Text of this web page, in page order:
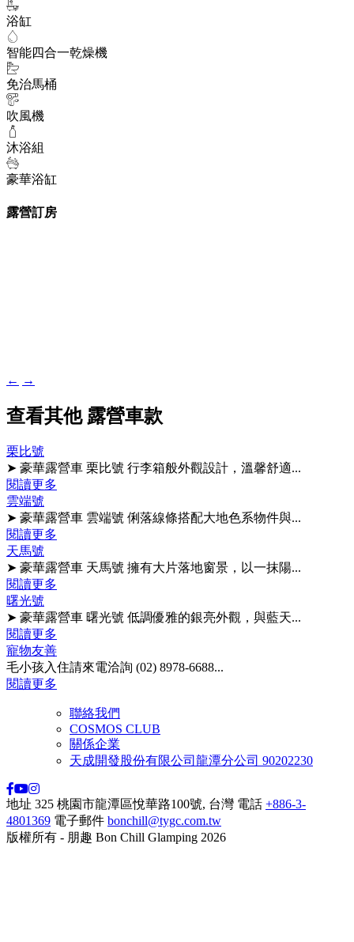
浴缸
智能四合一乾燥機
免治馬桶
吹風機
沐浴組
豪華浴缸
露營訂房
← →
查看其他 露營車款
栗比號
➤ 豪華露營車 栗比號 行李箱般外觀設計，溫馨舒適...
閱讀更多
雲端號
➤ 豪華露營車 雲端號 俐落線條搭配大地色系物件與...
閱讀更多
天馬號
➤ 豪華露營車 天馬號 擁有大片落地窗景，以一抹陽...
閱讀更多
曙光號
➤ 豪華露營車 曙光號 低調優雅的銀亮外觀，與藍天...
閱讀更多
寵物友善
毛小孩入住請來電洽詢 (02) 8978-6688...
閱讀更多
聯絡我們
COSMOS CLUB
關係企業
天成開發股份有限公司龍潭分公司 90202230
地址 325 桃園市龍潭區悅華路100號, 台灣 電話 +886-3-
4801369 電子郵件 bonchill@tygc.com.tw
版權所有 - 朋趣 Bon Chill Glamping 2026